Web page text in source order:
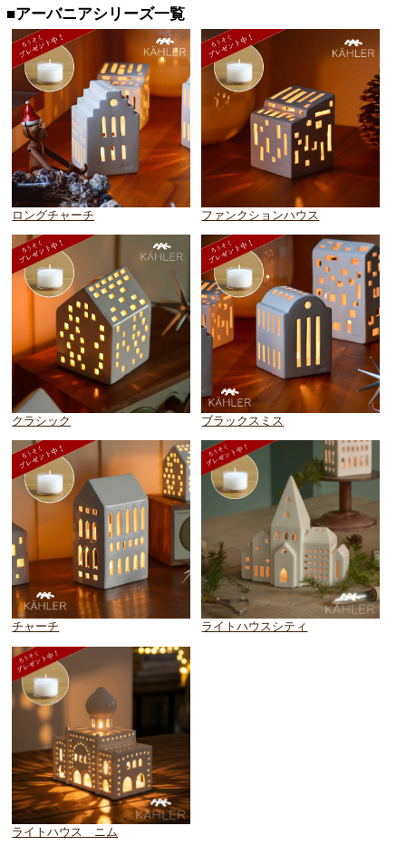
■アーバニアシリーズ一覧
ロングチャーチ ファンクションハウス
クラシック ブラックスミス
チャーチ ライトハウスシティ
ライトハウス ニム